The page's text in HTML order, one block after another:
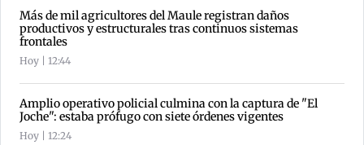
Más de mil agricultores del Maule registran daños
productivos y estructurales tras continuos sistemas
frontales
Hoy | 12:44
Amplio operativo policial culmina con la captura de "El
Joche": estaba prófugo con siete órdenes vigentes
Hoy | 12:24